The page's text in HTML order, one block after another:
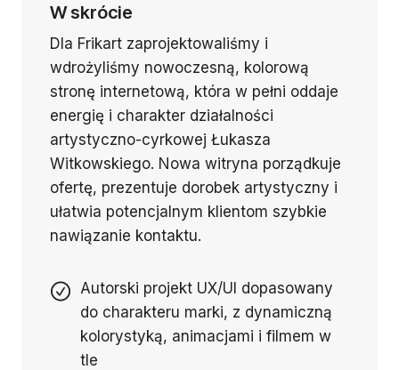
W skrócie
Dla Frikart zaprojektowaliśmy i
wdrożyliśmy nowoczesną, kolorową
stronę internetową, która w pełni oddaje
energię i charakter działalności
artystyczno-cyrkowej Łukasza
Witkowskiego. Nowa witryna porządkuje
ofertę, prezentuje dorobek artystyczny i
ułatwia potencjalnym klientom szybkie
nawiązanie kontaktu.
Autorski projekt UX/UI dopasowany
do charakteru marki, z dynamiczną
kolorystyką, animacjami i filmem w
tle